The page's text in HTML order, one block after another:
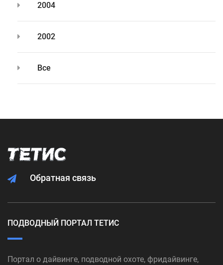
2004
2002
Все
Обратная связь
ПОДВОДНЫЙ ПОРТАЛ ТЕТИС
Портал о дайвинге, подводной охоте, фридайвинге,